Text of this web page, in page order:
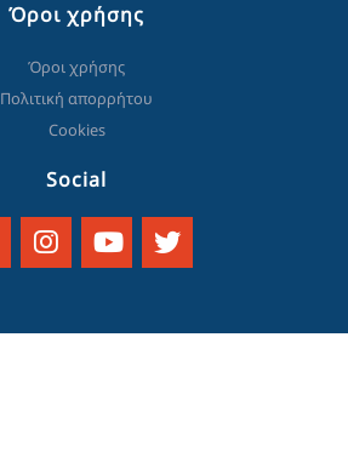
Όροι χρήσης
Όροι χρήσης
Πολιτική απορρήτου
Cookies
Social